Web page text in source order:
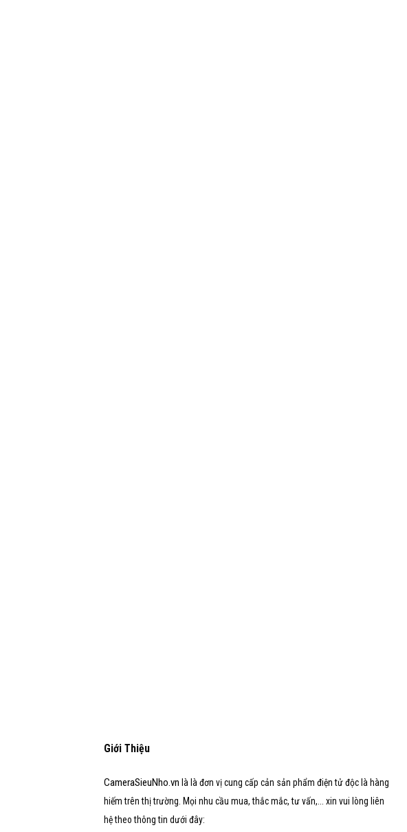
Giới Thiệu
CameraSieuNho.vn là là đơn vị cung cấp cản sản phẩm điện tử độc là hàng
hiếm trên thị trường. Mọi nhu cầu mua, thắc mắc, tư vấn,... xin vui lòng liên
hệ theo thông tin dưới đây: